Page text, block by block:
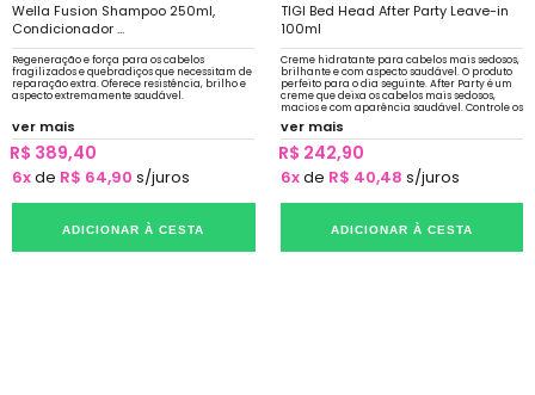
Wella Fusion Shampoo 250ml,
Condicionador ...
Regeneração e força para os cabelos
fragilizados e quebradiços que necessitam de
reparação extra. Oferece resistência, brilho e
aspecto extremamente saudável.
ver mais
R$ 389,40
6xde R$ 64,90 s/juros
ADICIONAR À CESTA
TIGI Bed Head After Party Leave-in
100ml
Creme hidratante para cabelos mais sedosos,
brilhante e com aspecto saudável. O produto
perfeito para o dia seguinte. After Party é um
creme que deixa os cabelos mais sedosos,
macios e com aparência saudável. Controle os
arrepiados do mal e brilhe.
ver mais
R$ 242,90
6xde R$ 40,48 s/juros
ADICIONAR À CESTA